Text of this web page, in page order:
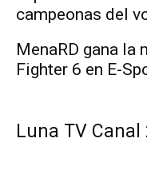
campeonas del
MenaRD gana la
Fighter 6 en E-
Luna TV Canal